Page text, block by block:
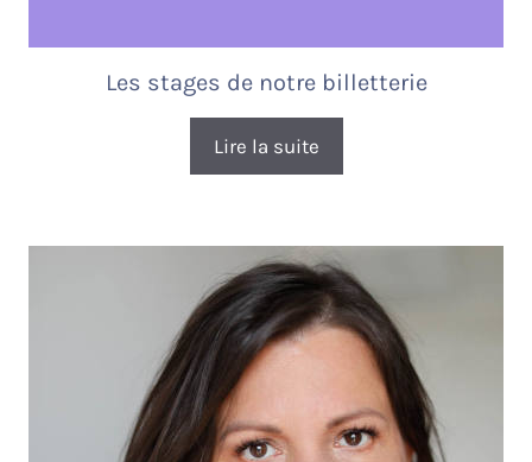
Les stages de notre billetterie
Lire la suite